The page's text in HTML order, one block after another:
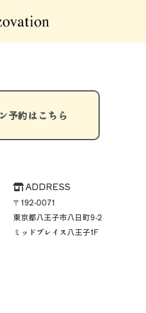
予約はこちら
ADDRESS
〒192-0071
東京都八王子市八日町9-2
ミッドプレイス八王子1F